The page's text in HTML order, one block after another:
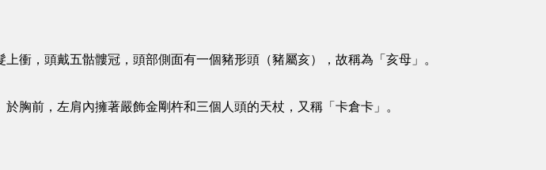
衝，頭戴五骷髏冠，頭部側面有一個豬形頭（豬屬亥），故稱為「亥母」。
胸前，左肩內擁著嚴飾金剛杵和三個人頭的天杖，又稱「卡倉卡」。